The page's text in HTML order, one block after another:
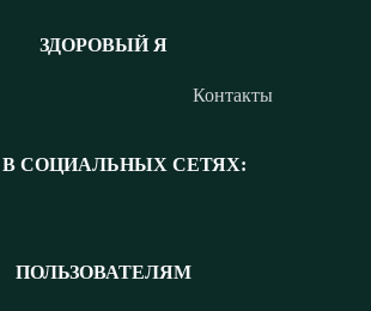
ЗДОРОВЫЙ Я
Контакты
СОЦИАЛЬНЫХ СЕТЯХ:
ПОЛЬЗОВАТЕЛЯМ